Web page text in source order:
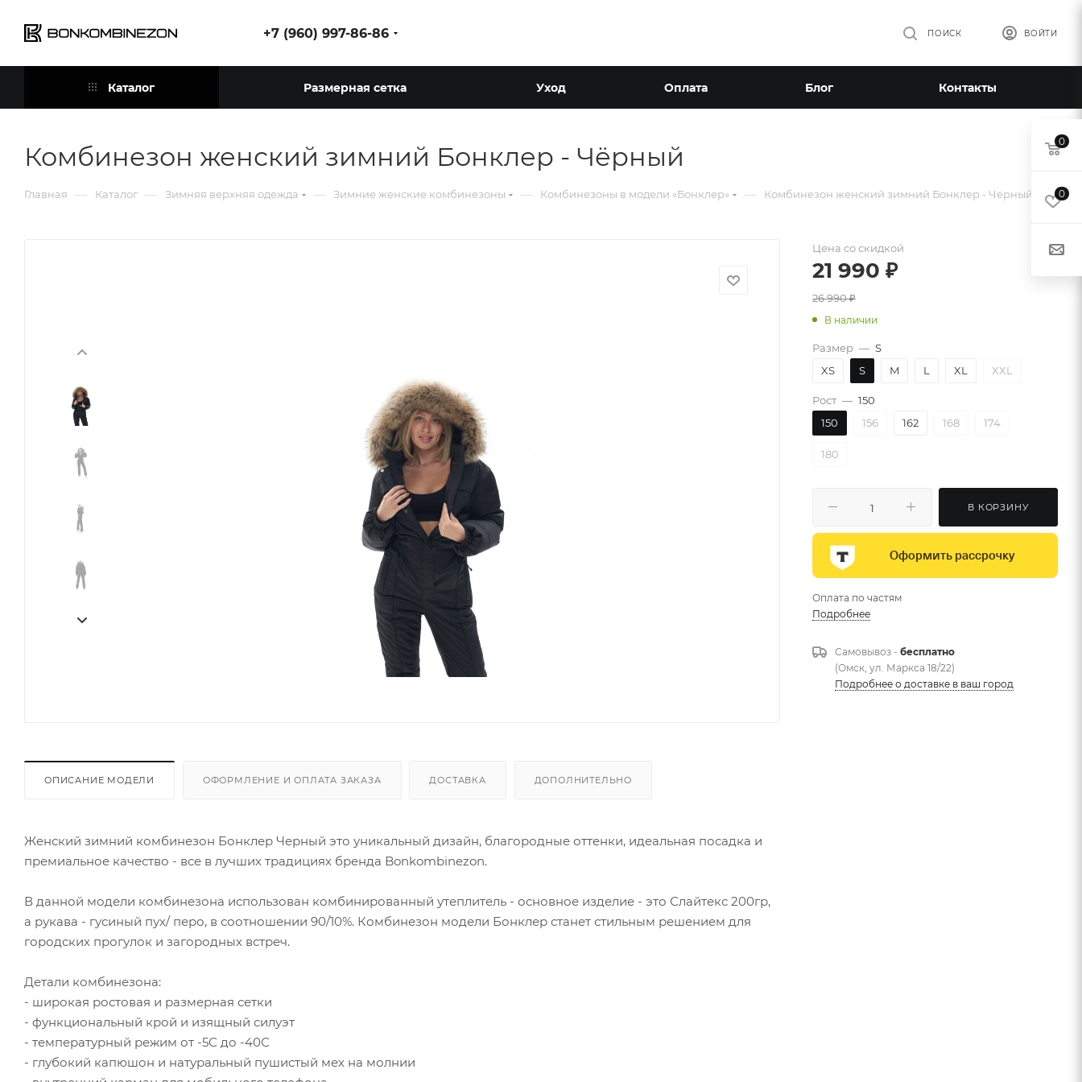
+7 (960) 997-86-86 ВОЙТИ
ПОИСК
Каталог Размерная сетка Уход Оплата Блог Контакты
Комбинезон женский зимний Бонклер - Чёрный
Главная — Каталог — Зимняя верхняя одежда — Зимние женские комбинезоны — Комбинезоны в модели «Бонклер» — Комбинезон женский зимний Бонклер - Чёрный
ОПИСАНИЕ МОДЕЛИ ОФОРМЛЕНИЕ И ОПЛАТА ЗАКАЗА ДОСТАВКА ДОПОЛНИТЕЛЬНО
Женский зимний комбинезон Бонклер Черный это уникальный дизайн, благородные оттенки, идеальная посадка и
премиальное качество - все в лучших традициях бренда Bonkombinezon.
В данной модели комбинезона использован комбинированный утеплитель - основное изделие - это Слайтекс 200гр,
а рукава - гусиный пух/ перо, в соотношении 90/10%. Комбинезон модели Бонклер станет стильным решением для
городских прогулок и загородных встреч.
Детали комбинезона:
- широкая ростовая и размерная сетки
- функциональный крой и изящный силуэт
- температурный режим от -5С до -40С
- глубокий капюшон и натуральный пушистый мех на молнии
Цена со скидкой
21 990 ₽
26 990₽
В наличии
Размер — S
XS
S M L XL XXL
Рост — 150
150
156 162 168 174
180
В КОРЗИНУ
Оформить рассрочку
Оплата по частям
Подробнее
Самовывоз - бесплатно
(Омск, ул. Маркса 18/22)
Подробнее о доставке в ваш город
0
0